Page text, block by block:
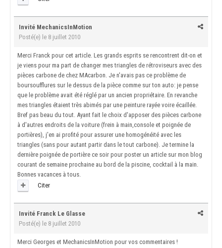
Invité MechanicsInMotion
Posté(e) le 8 juillet 2010
Merci Franck pour cet article. Les grands esprits se rencontrent dit-on et
je viens pour ma part de changer mes triangles de rétroviseurs avec des
pièces carbone de chez MAcarbon. Je n'avais pas ce problème de
boursoufflures sur le dessus de la pièce comme sur ton auto: je pense
que le problème avait été réglé par un ancien propriétaire. En revanche
mes triangles étaient très abimés par une peinture rayée voire écaillée.
Bref pas beau du tout. Ayant fait le choix d'apposer des pièces carbone
à d'autres endroits de la voiture (frein à main,console et poignée de
portières), j'en ai profité pour assurer une homogénéité avec les
triangles (sans pour autant partir dans le tout carbone). Je termine la
dernière poignée de portière ce soir pour poster un article sur mon blog
courant de semaine prochaine au bord de la piscine, cocktail à la main.
Bonnes vacances à tous.
Citer
Invité Franck Le Glasse
Posté(e) le 8 juillet 2010
Merci Georges et MechanicsInMotion pour vos commentaires !